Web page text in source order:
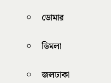
ডোমার
ডিমলা
জলঢাকা